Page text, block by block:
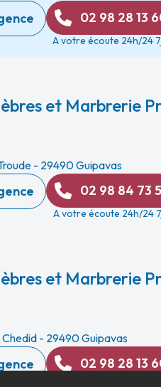
02 98 28 13
A votre écoute 24h/24
et Marbrerie
- 29490 Guipavas
02 98 84 73
A votre écoute 24h/24
et Marbrerie
- 29490 Guipavas
02 98 28 13